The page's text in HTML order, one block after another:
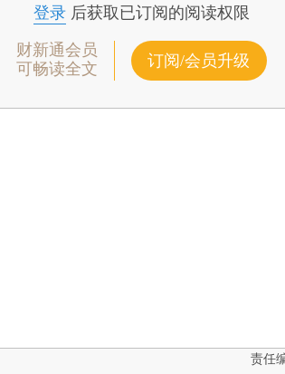
登录后获取已订阅的阅读权限
财新通会员
可畅读全文
订阅/会员升级
责任